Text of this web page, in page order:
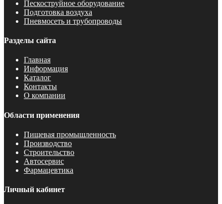
Пескоструйное оборудование
Подготовка воздуха
Пневмосеть и трубопроводы
Разделы сайта
Главная
Информация
Каталог
Контакты
О компании
Области применения
Пищевая промышленность
Производство
Строительство
Автосервис
Фармацевтика
Личный кабинет